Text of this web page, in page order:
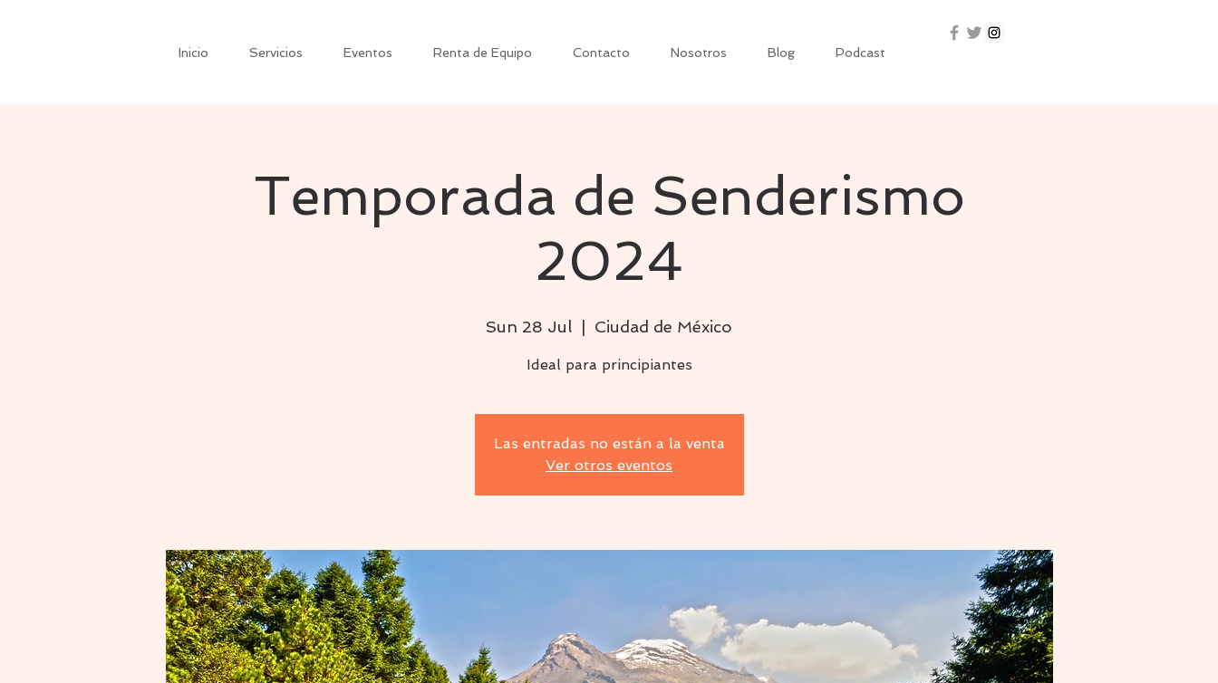
Inicio Servicios Eventos Renta de Equipo Contacto Nosotros Blog Podcast
Temporada de Senderismo
2024
Sun 28 Jul Ciudad de México
Ideal para principiantes
Las entradas no están a la venta
Ver otros eventos